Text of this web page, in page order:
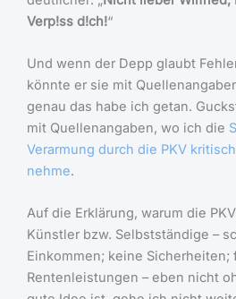
Verp!ss d!ch!“
Und wenn der Depp glaubt
könnte er sie mit
genau das habe ich getan.
mit Quellenangaben, wo ich die
Verarmung durch die PKV
nehme.
Auf die Erklärung, warum die
Künstler bzw. Selbstständige –
Einkommen; keine Sicherheiten;
Rentenleistungen – eben nicht